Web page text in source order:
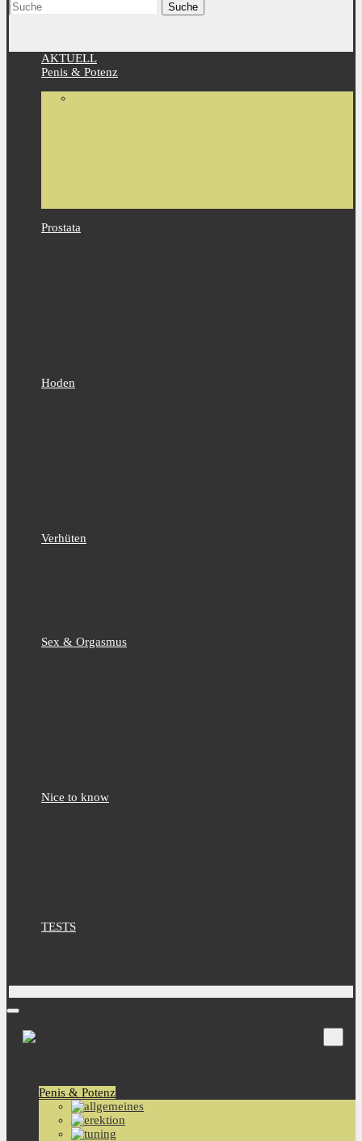
Suche
AKTUELL
Penis & Potenz
Prostata
Hoden
Verhüten
Sex & Orgasmus
Nice to know
TESTS
Penis & Potenz